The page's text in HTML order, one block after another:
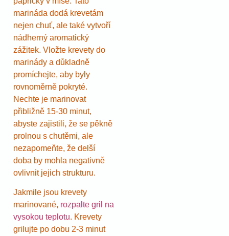
marináda dodá krevetám
nejen chuť, ale také vytvoří
nádherný aromatický
zážitek. Vložte krevety do
marinády a důkladně
promíchejte, aby byly
rovnoměrně pokryté.
Nechte je marinovat
přibližně 15-30 minut,
abyste zajistili, že se pěkně
prolnou s chutěmi, ale
nezapomeňte, že delší
doba by mohla negativně
ovlivnit jejich strukturu.
Jakmile jsou krevety
marinované, rozpalte gril na
vysokou teplotu. Krevety
grilujte po dobu 2-3 minut